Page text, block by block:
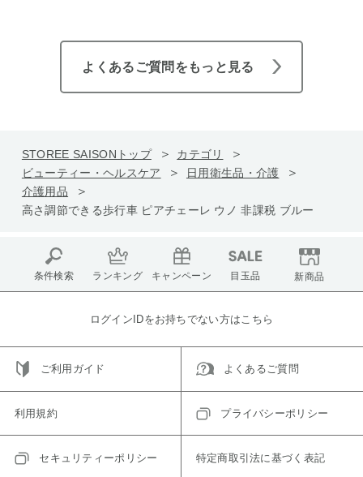
よくあるご質問をもっと見る
STOREE SAISONトップ
カテゴリ
ビューティー・ヘルスケア
日用衛生品・介護
介護用品
高さ調節できる歩行車 ピアチェーレ ウノ 非課税 ブルー
条件検索 ランキング キャンペーン 目玉品 新商品
ログインIDをお持ちでない方はこちら
ご利用ガイド よくあるご質問
利用規約 プライバシーポリシー
セキュリティーポリシー 特定商取引法に基づく表記